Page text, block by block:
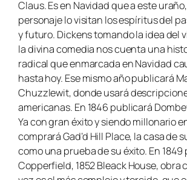
Claus. Es en Navidad que a este
personaje lo visitan los espíritus del
y futuro. Dickens tomando la idea del
la divina comedia nos cuenta una
radical que enmarcada en Navidad
hasta hoy. Ese mismo año publicará
Chuzzlewit, donde usará
americanas. En 1846 publicará
Ya con gran éxito y siendo millonario
comprará Gad’d Hill Place, la casa de
como una prueba de su éxito. En
Copperfield, 1852Bleack House,obra